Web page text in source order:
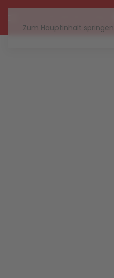
Zum Hauptinhalt springen